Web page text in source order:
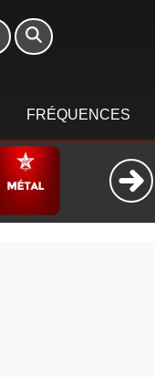
FRÉQUENCES
Morning - 6h à 10h